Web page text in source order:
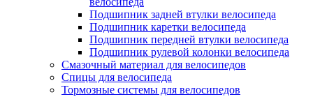
Подшипник задней втулки велосипеда
Подшипник каретки велосипеда
Подшипник передней втулки велосипеда
Подшипник рулевой колонки велосипеда
Смазочный материал для велосипедов
Спицы для велосипеда
Тормозные системы для велосипедов